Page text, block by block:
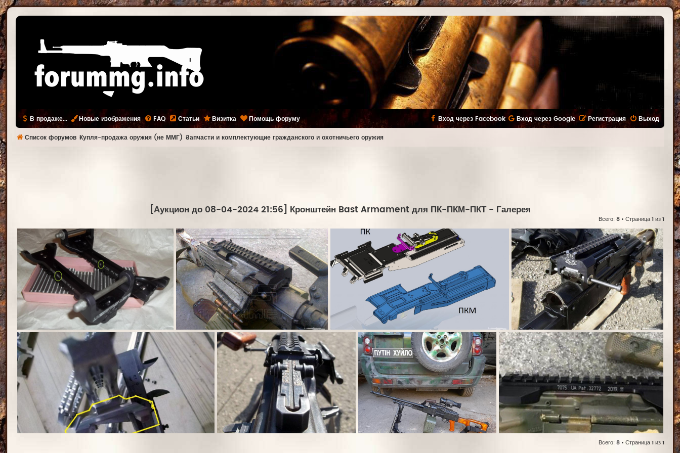
В продаже... Новые изображения FAQ Статьи Визитка Помощь форуму Выход
Регистрация
Вход через Facebook Вход через Google
Список форумов Купля-продажа оружия (не ММГ) Запчасти и комплектующие гражданского и охотничьего оружия
[Аукцион до 08-04-2024 21:56] Кронштейн Bast Armament для ПК-ПКМ-ПКТ- Галерея
Всего: 8 • Страница 1 из 1
Всего: 8 • Страница 1 из 1